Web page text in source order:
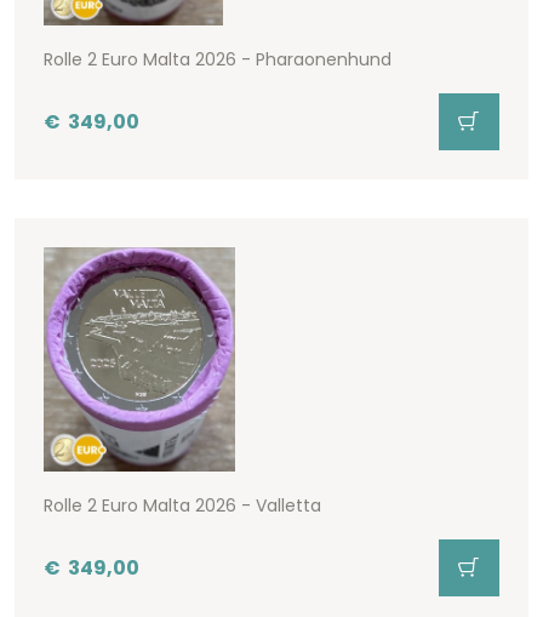
Rolle 2 Euro Malta 2026 - Pharaonenhund
€ 349,00
Rolle 2 Euro Malta 2026 - Valletta
€ 349,00